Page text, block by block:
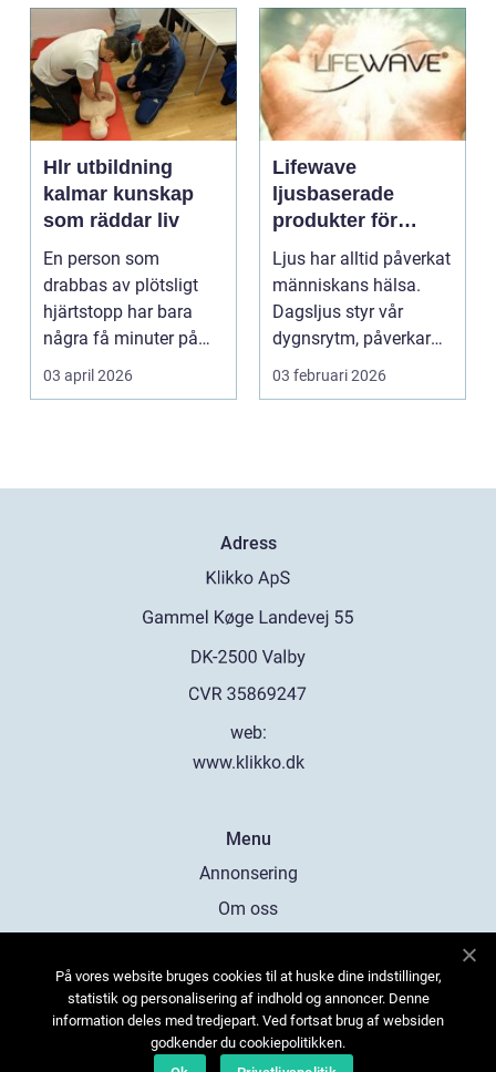
Hlr utbildning
kalmar kunskap
som räddar liv
En person som
drabbas av plötsligt
hjärtstopp har bara
några få minuter på
sig. För varje minut
utan...
03 april 2026
Lifewave
ljusbaserade
produkter för
hälsa och
välbefinnande
Ljus har alltid påverkat
människans hälsa.
Dagsljus styr vår
dygnsrytm, påverkar
humör, sömn och ene...
03 februari 2026
Adress
web:
www.klikko.dk
Menu
Annonsering
Om oss
Kontakta oss
Sitemap
På vores website bruges cookies til at huske dine indstillinger,
statistik og personalisering af indhold og annoncer. Denne
information deles med tredjepart. Ved fortsat brug af websiden
godkender du cookiepolitikken.